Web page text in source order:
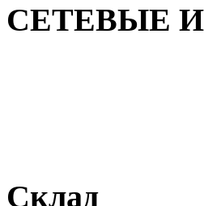
СЕТЕВЫЕ
Склад